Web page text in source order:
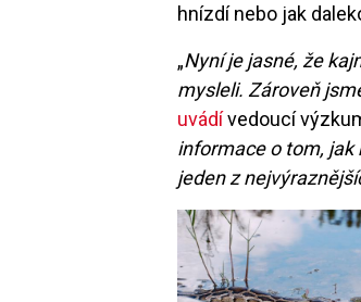
hnízdí nebo jak
„Nyní je jasné, že
mysleli. Zároveň
uvádívedoucí
informace o tom, jak
jeden z
Image